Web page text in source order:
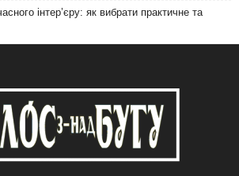
інтер’єру: як вибрати практичне та